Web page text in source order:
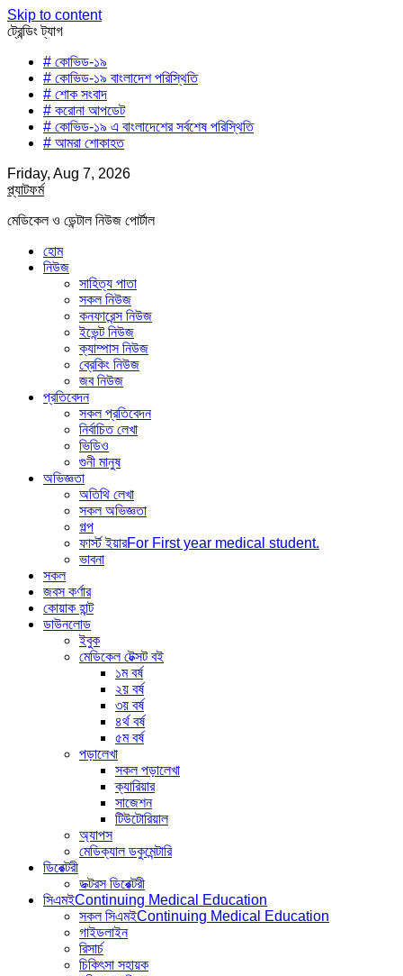
Skip to content
ট্রেন্ডিং ট্যাগ
# কোভিড-১৯
# কোভিড-১৯ বাংলাদেশ পরিস্থিতি
# শোক সংবাদ
# করোনা আপডেট
# কোভিড-১৯ এ বাংলাদেশের সর্বশেষ পরিস্থিতি
# আমরা শোকাহত
Friday, Aug 7, 2026
প্ল্যাটফর্ম
মেডিকেল ও ডেন্টাল নিউজ পোর্টাল
হোম
নিউজ
সাহিত্য পাতা
সকল নিউজ
কনফারেন্স নিউজ
ইভেন্ট নিউজ
ক্যাম্পাস নিউজ
ব্রেকিং নিউজ
জব নিউজ
প্রতিবেদন
সকল প্রতিবেদন
নির্বাচিত লেখা
ভিডিও
গুনী মানুষ
অভিজ্ঞতা
অতিথি লেখা
সকল অভিজ্ঞতা
গল্প
ফার্স্ট ইয়ারFor First year medical student.
ভাবনা
সকল
জবস কর্ণার
কোয়াক হান্ট
ডাউনলোড
ইবুক
মেডিকেল টেক্সট বই
১ম বর্ষ
২য় বর্ষ
৩য় বর্ষ
৪র্থ বর্ষ
৫ম বর্ষ
পড়ালেখা
সকল পড়ালেখা
ক্যারিয়ার
সাজেশন
টিউটোরিয়াল
অ্যাপস
মেডিক্যাল ডকুমেন্টারি
ডিরেক্টরী
ডক্টরস ডিরেক্টরী
সিএমইContinuing Medical Education
সকল সিএমইContinuing Medical Education
গাইডলাইন
রিসার্চ
চিকিৎসা সহায়ক